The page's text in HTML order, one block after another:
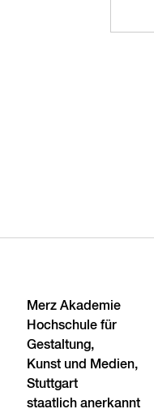
Merz Akademie
Hochschule für
Gestaltung,
Kunst und Medien,
Stuttgart
staatlich anerkannt